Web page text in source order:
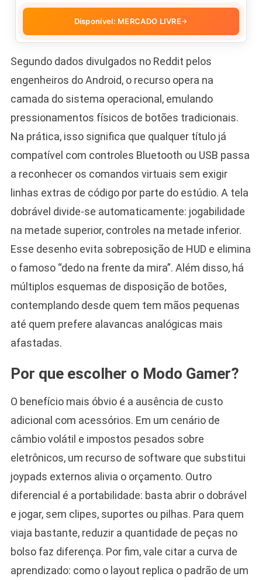
Disponível: MERCADO LIVRE→
Segundo dados divulgados no Reddit pelos
engenheiros do Android, o recurso opera na
camada do sistema operacional, emulando
pressionamentos físicos de botões tradicionais.
Na prática, isso significa que qualquer título já
compatível com controles Bluetooth ou USB passa
a reconhecer os comandos virtuais sem exigir
linhas extras de código por parte do estúdio. A tela
dobrável divide-se automaticamente: jogabilidade
na metade superior, controles na metade inferior.
Esse desenho evita sobreposição de HUD e elimina
o famoso “dedo na frente da mira”. Além disso, há
múltiplos esquemas de disposição de botões,
contemplando desde quem tem mãos pequenas
até quem prefere alavancas analógicas mais
afastadas.
Por que escolher o Modo Gamer?
O benefício mais óbvio é a ausência de custo
adicional com acessórios. Em um cenário de
câmbio volátil e impostos pesados sobre
eletrônicos, um recurso de software que substitui
joypads externos alivia o orçamento. Outro
diferencial é a portabilidade: basta abrir o dobrável
e jogar, sem clipes, suportes ou pilhas. Para quem
viaja bastante, reduzir a quantidade de peças no
bolso faz diferença. Por fim, vale citar a curva de
aprendizado: como o layout replica o padrão de um